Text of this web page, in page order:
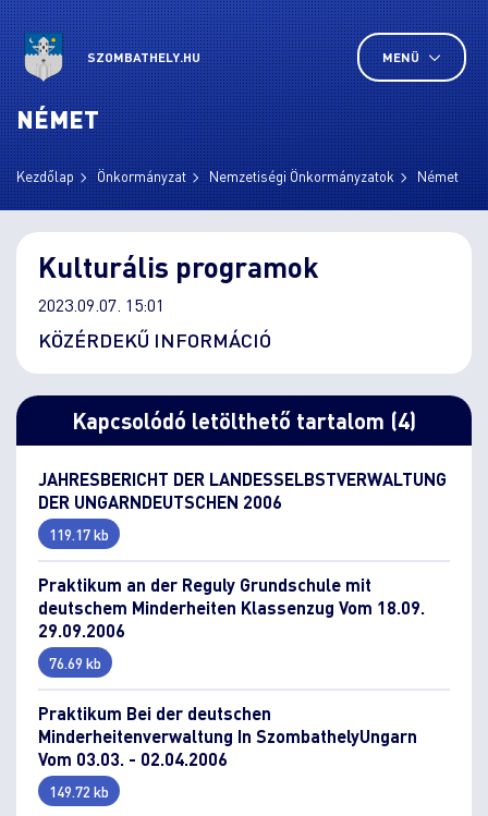
SZOMBATHELY.HU MENÜ
NÉMET
Kezdőlap Önkormányzat Nemzetiségi Önkormányzatok Német
Kulturális programok
2023.09.07. 15:01
KÖZÉRDEKŰ INFORMÁCIÓ
Kapcsolódó letölthető tartalom (4)
JAHRESBERICHT DER LANDESSELBSTVERWALTUNG
DER UNGARNDEUTSCHEN 2006
119.17 kb
Praktikum an der Reguly Grundschule mit
deutschem Minderheiten Klassenzug Vom 18.09.
29.09.2006
76.69 kb
Praktikum Bei der deutschen
Minderheitenverwaltung In SzombathelyUngarn
Vom 03.03. - 02.04.2006
149.72 kb